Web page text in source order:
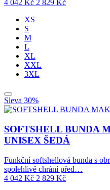
4 042 Kč 2 829 Kč
XS
S
M
L
XL
XXL
3XL
Sleva 30%
SOFTSHELL BUNDA
UNISEX ŠEDÁ
Funkční softshellová bunda s
spolehlivě chrání před…
4 042 Kč 2 829 Kč